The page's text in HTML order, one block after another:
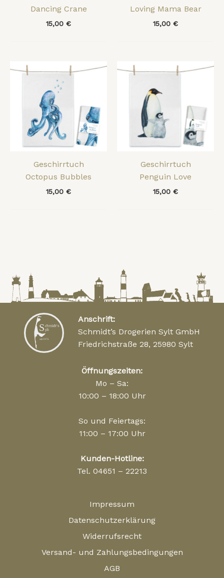
Dancing Crane
15,00 €
Loving Mama Bear
15,00 €
Geschirrtuch
Octopus Bubbles
15,00 €
Geschirrtuch
Penguin Love
15,00 €
Anschrift:
Schmidt’s Drogerien Sylt GmbH
Friedrichstraße 28, 25980 Sylt
Öffnungszeiten:
Mo – Sa:
10:00 – 18:00 Uhr
So und Feiertags:
11:00 – 17:00 Uhr
Kunden-Hotline:
Tel. 04651 – 22213
Impressum
Datenschutzerklärung
Widerrufsrecht
Versand- und Zahlungsbedingungen
AGB